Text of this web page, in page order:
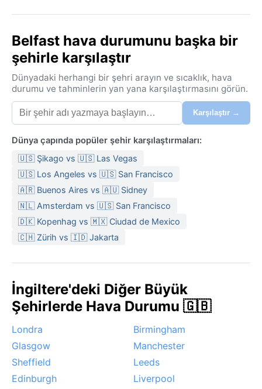
Belfast hava durumunu başka bir
şehirle karşılaştır
Dünyadaki herhangi bir şehri arayın ve sıcaklık, hava
durumu ve tahminlerin yan yana karşılaştırmasını görün.
Karşılaştır →
Dünya çapında popüler şehir karşılaştırmaları:
🇺🇸 Şikago vs 🇺🇸 Las Vegas
🇺🇸 Los Angeles vs 🇺🇸 San Francisco
🇦🇷 Buenos Aires vs 🇦🇺 Sidney
🇳🇱 Amsterdam vs 🇺🇸 San Francisco
🇩🇰 Kopenhag vs 🇲🇽 Ciudad de Mexico
🇨🇭 Zürih vs 🇮🇩 Jakarta
İngiltere'deki Diğer Büyük
Şehirlerde Hava Durumu 🇬🇧
Londra
Birmingham
Glasgow
Manchester
Sheffield
Leeds
Edinburgh
Liverpool